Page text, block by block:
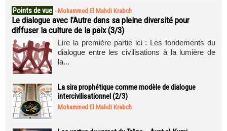
Points de vue - Mohammed El Mahdi Krabch
Le dialogue avec l’Autre dans sa pleine diversité pour
diffuser la culture de la paix (3/3)
Lire la première partie ici : Les fondements du
dialogue entre les civilisations à la lumière de
la...
La sira prophétique comme modèle de dialogue
intercivilisationnel (2/3)
Mohammed El Mahdi Krabch